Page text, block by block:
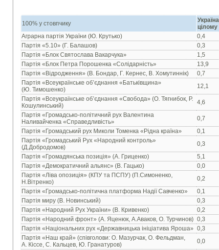
100% у стовпчику
цілому
Аграрна партія України (Ю. Крутько)
0,4
Партія «5.10» (Г. Балашов)
0,3
Партія «Блок Святослава Вакарчука»
1,5
Партія «Блок Петра Порошенка «Солідарність»
13,9
Партія «Відродження» (В. Бондар, Г. Кернес, В. Хомутиннік)
0,7
Партія «Всеукраїнське об’єднання «Батьківщина»
(Ю. Тимошенко)
12,1
Партія «Всеукраїнське об’єднання «Свобода» (О. Тягнибок, Р.
Кошулинський)
4,6
Партія «Громадсько-політичний рух Валентина
Наливайченка «Справедливість»
0,7
Партія «Громадський рух Миколи Томенка «Рідна країна»
0,1
Партія «Громадський Рух «Народний контроль»
(Д.Добродомов)
0,3
Партія «Громадянська позиція» (А. Гриценко)
5,1
Партія «Демократичний альянс» (В. Гацько)
0,0
Партія «Ліва опозиція» (КПУ та ПСПУ) (П.Симоненко,
Н.Вітренко)
0,2
Партія «Громадсько-політична платформа Надії Савченко»
0,1
Партія миру (В. Новинський)
0,3
Партія «Народний Рух України» (В. Кривенко)
0,2
Партія «Народний фронт» (А. Яценюк, А.Аваков, О. Турчинов) 0,3
Партія «Національних рух «Державницька ініціатива Яроша»
0,3
Партія «Наш край» (співголови: О. Мазурчак, О. Фельдман,
А. Кіссе, С. Кальцев, Ю. Гранатуров)
0,0